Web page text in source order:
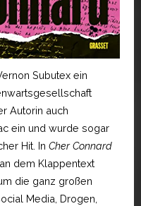
Subutex ein
Autorin auch
ein und wurde sogar
Hit. In Cher Connard
dem Klappentext
die ganz großen
Media, Drogen,